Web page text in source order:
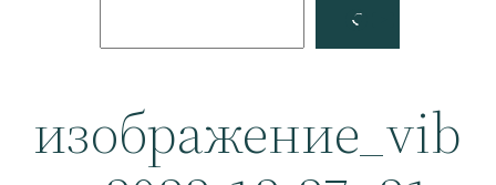
Facebook
изображение_vib